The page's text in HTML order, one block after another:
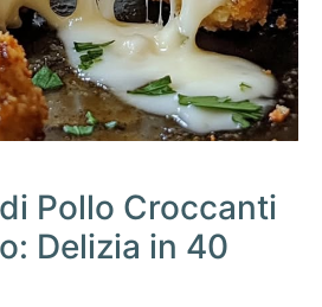
Pollo Croccanti
Delizia in 40